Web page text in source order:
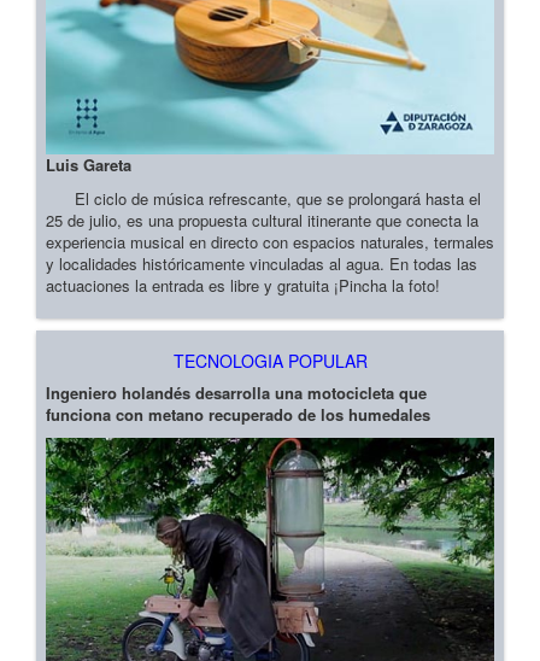
Luis Gareta
El ciclo de música refrescante, que se prolongará hasta el
25 de julio, es una propuesta cultural itinerante que conecta la
experiencia musical en directo con espacios naturales, termales
y localidades históricamente vinculadas al agua. En todas las
actuaciones la entrada es libre y gratuita ¡Pincha la foto!
TECNOLOGIA POPULAR
Ingeniero holandés desarrolla una motocicleta que
funciona con metano recuperado de los humedales